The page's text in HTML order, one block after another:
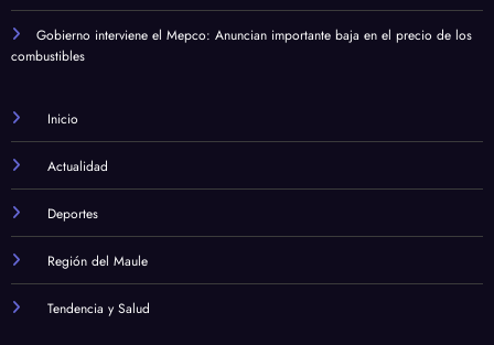
Gobierno interviene el Mepco: Anuncian importante baja en el precio de los
combustibles
Inicio
Actualidad
Deportes
Región del Maule
Tendencia y Salud